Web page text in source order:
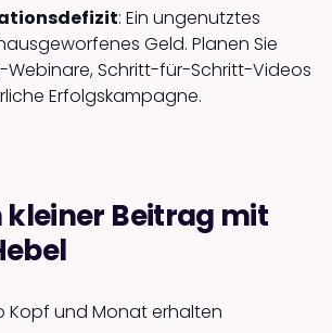
: Ein ungenutztes
Geld. Planen Sie
Schritt-für-Schritt-Videos
Erfolgskampagne.
kleiner Beitrag mit
Kopf und Monat erhalten